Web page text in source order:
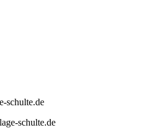
schulte.de
schulte.de